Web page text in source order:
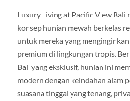
Luxury Living at Pacific View Bali
konsep hunian mewah berkelas
untuk mereka yang
premium di lingkungan tropis.
Bali yang eksklusif, hunian ini
modern dengan keindahan alam
suasana tinggal yang tenang,